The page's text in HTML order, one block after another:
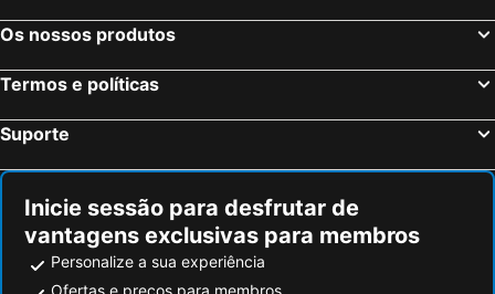
Nápoles, Campanha Hotéis
Bolonha, Emília-Romanha Hotéis
Os nossos produtos
Termos e políticas
Suporte
Inicie sessão para desfrutar de
vantagens exclusivas para membros
Personalize a sua experiência
Ofertas e preços para membros